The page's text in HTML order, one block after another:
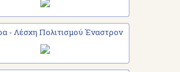
- Λέσχη Πολιτισμού Έναστρον